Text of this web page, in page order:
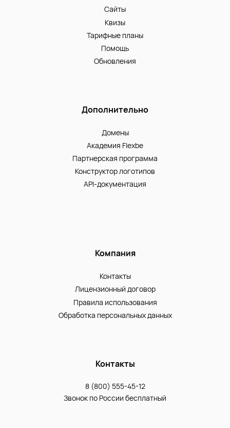
Сайты
Квизы
Тарифные планы
Помощь
Обновления
Дополнительно
Домены
Академия Flexbe
Партнерская программа
Конструктор логотипов
API-документация
Компания
Контакты
Лицензионный договор
Правила использования
Обработка персональных данных
Контакты
8 (800) 555-45-12
Звонок по России бесплатный